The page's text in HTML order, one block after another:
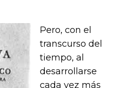
Pero, con el
transcurso del
tiempo, al
desarrollarse
cada vez más